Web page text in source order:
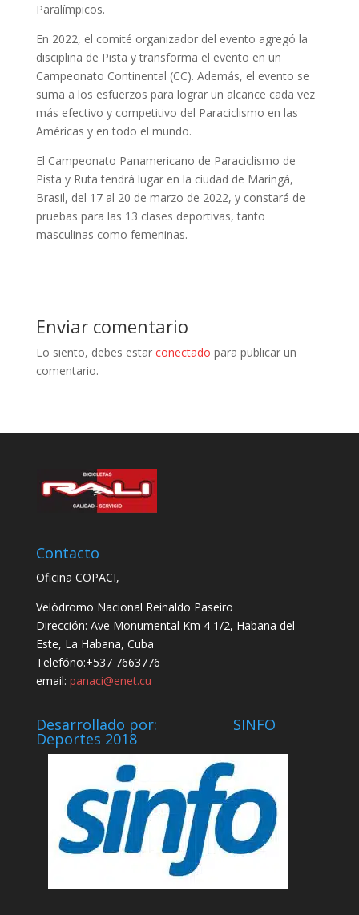
Paralímpicos.
En 2022, el comité organizador del evento agregó la
disciplina de Pista y transforma el evento en un
Campeonato Continental (CC). Además, el evento se
suma a los esfuerzos para lograr un alcance cada vez
más efectivo y competitivo del Paraciclismo en las
Américas y en todo el mundo.
El Campeonato Panamericano de Paraciclismo de
Pista y Ruta tendrá lugar en la ciudad de Maringá,
Brasil, del 17 al 20 de marzo de 2022, y constará de
pruebas para las 13 clases deportivas, tanto
masculinas como femeninas.
Enviar comentario
Lo siento, debes estar conectado para publicar un
comentario.
Contacto
Oficina COPACI,
Velódromo Nacional Reinaldo Paseiro
Dirección: Ave Monumental Km 4 1/2, Habana del
Este, La Habana, Cuba
Telefóno:+537 7663776
email: panaci@enet.cu
Desarrollado por: SINFO
Deportes 2018